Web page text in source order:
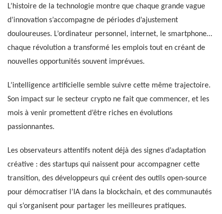
L’histoire de la technologie montre que chaque grande vague
d’innovation s’accompagne de périodes d’ajustement
douloureuses. L’ordinateur personnel, internet, le smartphone…
chaque révolution a transformé les emplois tout en créant de
nouvelles opportunités souvent imprévues.
L’intelligence artificielle semble suivre cette même trajectoire.
Son impact sur le secteur crypto ne fait que commencer, et les
mois à venir promettent d’être riches en évolutions
passionnantes.
Les observateurs attentifs notent déjà des signes d’adaptation
créative : des startups qui naissent pour accompagner cette
transition, des développeurs qui créent des outils open-source
pour démocratiser l’IA dans la blockchain, et des communautés
qui s’organisent pour partager les meilleures pratiques.